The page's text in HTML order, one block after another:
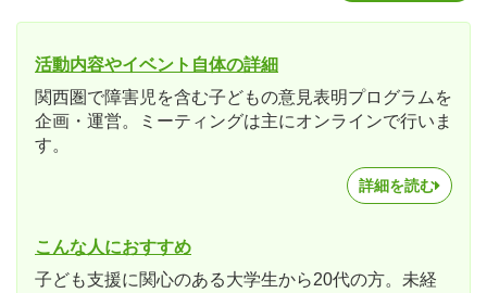
活動内容やイベント自体の詳細
関西圏で障害児を含む子どもの意見表明プログラムを
企画・運営。ミーティングは主にオンラインで行いま
す。
詳細を読む
こんな人におすすめ
子ども支援に関心のある大学生から20代の方。未経